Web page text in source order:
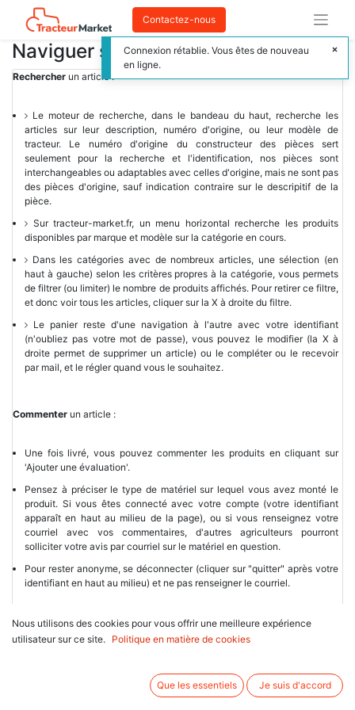
Contactez-nous
Naviguer sur ce site
Rechercher un article :
Le moteur de recherche, dans le bandeau du haut, recherche les
articles sur leur description, numéro d'origine, ou leur modèle de
tracteur. Le numéro d'origine du constructeur des pièces sert
seulement pour la recherche et l'identification, nos pièces sont
interchangeables ou adaptables avec celles d'origine, mais ne sont pas
des pièces d'origine, sauf indication contraire sur le descripitif de la
pièce.
Sur tracteur-market.fr, un menu horizontal recherche les produits
disponibles par marque et modèle sur la catégorie en cours.
Dans les catégories avec de nombreux articles, une sélection (en
haut à gauche) selon les critères propres à la catégorie, vous permets
de filtrer (ou limiter) le nombre de produits affichés. Pour retirer ce filtre,
et donc voir tous les articles, cliquer sur la X à droite du filtre.
Le panier reste d'une navigation à l'autre avec votre identifiant
(n'oubliez pas votre mot de passe), vous pouvez le modifier (la X à
droite permet de supprimer un article) ou le compléter ou le recevoir
par mail, et le régler quand vous le souhaitez.
Commenter un article :
Une fois livré, vous pouvez commenter les produits en cliquant sur
'Ajouter une évaluation'.
Pensez à préciser le type de matériel sur lequel vous avez monté le
produit. Si vous êtes connecté avec votre compte (votre identifiant
apparaît en haut au milieu de la page), ou si vous renseignez votre
courriel avec vos commentaires, d'autres agriculteurs pourront
solliciter votre avis par courriel sur le matériel en question.
Pour rester anonyme, se déconnecter (cliquer sur "quitter" après votre
identifiant en haut au milieu) et ne pas renseigner le courriel.
Payer une commandeau choix par :
Carte bancaire au téléphone,
Nous utilisons des cookies pour vous offrir une meilleure expérience
utilisateur sur ce site.
Politique en matière de cookies
Que les essentiels Je suis d'accord
Connexion rétablie. Vous êtes de nouveau
en ligne.